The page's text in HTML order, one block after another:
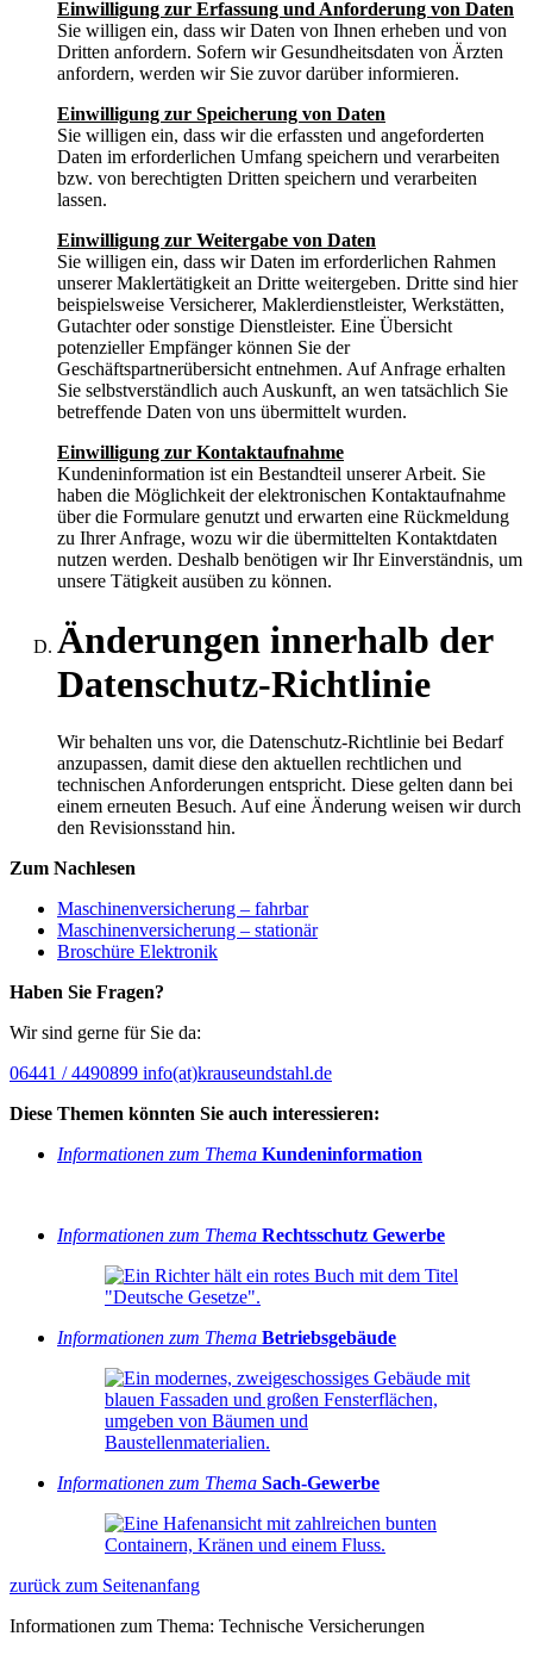
Einwilligung zur Erfassung und Anforderung von Daten
Sie willigen ein, dass wir Daten von Ihnen erheben und von
Dritten anfordern. Sofern wir Gesundheitsdaten von Ärzten
anfordern, werden wir Sie zuvor darüber informieren.
Einwilligung zur Speicherung von Daten
Sie willigen ein, dass wir die erfassten und angeforderten
Daten im erforderlichen Umfang speichern und verarbeiten
bzw. von berechtigten Dritten speichern und verarbeiten
lassen.
Einwilligung zur Weitergabe von Daten
Sie willigen ein, dass wir Daten im erforderlichen Rahmen
unserer Maklertätigkeit an Dritte weitergeben. Dritte sind hier
beispielsweise Versicherer, Maklerdienstleister, Werkstätten,
Gutachter oder sonstige Dienstleister. Eine Übersicht
potenzieller Empfänger können Sie der
Geschäftspartnerübersicht entnehmen. Auf Anfrage erhalten
Sie selbstverständlich auch Auskunft, an wen tatsächlich Sie
betreffende Daten von uns übermittelt wurden.
Einwilligung zur Kontaktaufnahme
Kundeninformation ist ein Bestandteil unserer Arbeit. Sie
haben die Möglichkeit der elektronischen Kontaktaufnahme
über die Formulare genutzt und erwarten eine Rückmeldung
zu Ihrer Anfrage, wozu wir die übermittelten Kontaktdaten
nutzen werden. Deshalb benötigen wir Ihr Einverständnis, um
unsere Tätigkeit ausüben zu können.
Änderungen innerhalb der
Datenschutz-Richtlinie
Wir behalten uns vor, die Datenschutz-Richtlinie bei Bedarf
anzupassen, damit diese den aktuellen rechtlichen und
technischen Anforderungen entspricht. Diese gelten dann bei
einem erneuten Besuch. Auf eine Änderung weisen wir durch
den Revisionsstand hin.
Zum Nachlesen
Maschinenversicherung – fahrbar
Maschinenversicherung – stationär
Broschüre Elektronik
Haben Sie Fragen?
Wir sind gerne für Sie da:
06441 / 4490899 info(at)krauseundstahl.de
Diese Themen könnten Sie auch interessieren:
Informationen zum Thema Kundeninformation
Informationen zum Thema Rechtsschutz Gewerbe
Informationen zum Thema Betriebsgebäude
Informationen zum Thema Sach-Gewerbe
zurück zum Seitenanfang
Informationen zum Thema: Technische Versicherungen